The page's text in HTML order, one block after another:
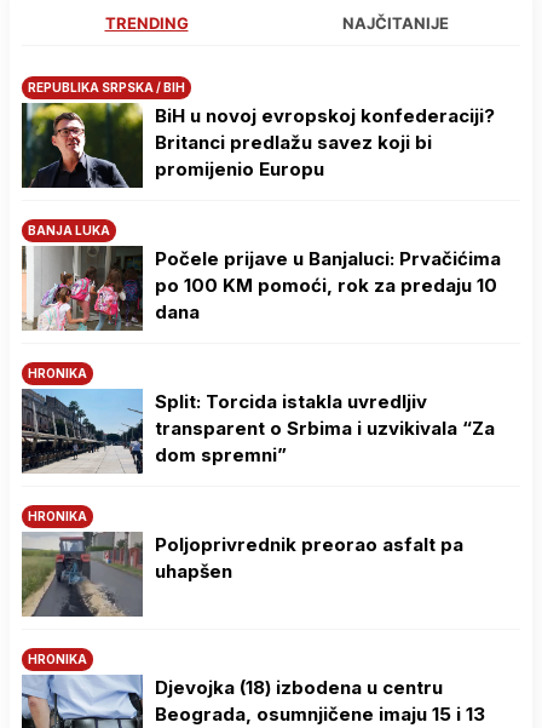
TRENDING NAJČITANIJE
REPUBLIKA SRPSKA / BIH
BiH u novoj evropskoj konfederaciji?
Britanci predlažu savez koji bi
promijenio Europu
BANJA LUKA
Počele prijave u Banjaluci: Prvačićima
po 100 KM pomoći, rok za predaju 10
dana
HRONIKA
Split: Torcida istakla uvredljiv
transparent o Srbima i uzvikivala “Za
dom spremni”
HRONIKA
Poljoprivrednik preorao asfalt pa
uhapšen
HRONIKA
Djevojka (18) izbodena u centru
Beograda, osumnjičene imaju 15 i 13